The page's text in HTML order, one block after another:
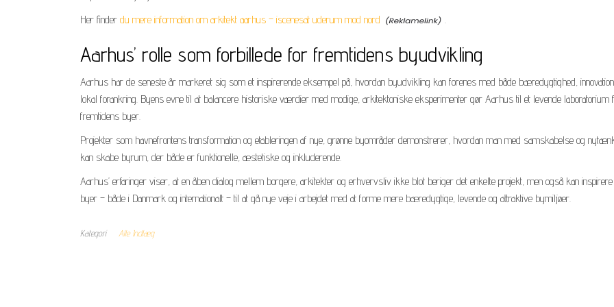
Her finder du mere information om arkitekt aarhus – iscenesat uderum mod nord .
Aarhus’ rolle som forbillede for fremtidens byudvikling
Aarhus har de seneste år markeret sig som et inspirerende eksempel på, hvordan byudvikling kan forenes med både bæredygtighed,
lokal forankring. Byens evne til at balancere historiske værdier med modige, arkitektoniske eksperimenter gør Aarhus til et levende laboratorium
fremtidens byer.
Projekter som havnefrontens transformation og etableringen af nye, grønne byområder demonstrerer, hvordan man med samskabelse og
kan skabe byrum, der både er funktionelle, æstetiske og inkluderende.
Aarhus’ erfaringer viser, at en åben dialog mellem borgere, arkitekter og erhvervsliv ikke blot beriger det enkelte projekt, men også kan
byer – både i Danmark og internationalt – til at gå nye veje i arbejdet med at forme mere bæredygtige, levende og attraktive bymiljøer.
Kategori Alle Indlæg